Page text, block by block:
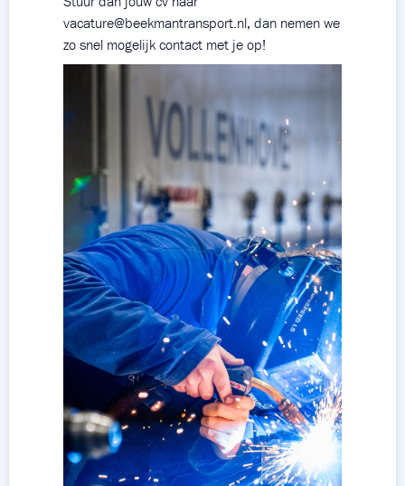
vacature@beekmantransport.nl, dan nemen we
zo snel mogelijk contact met je op!